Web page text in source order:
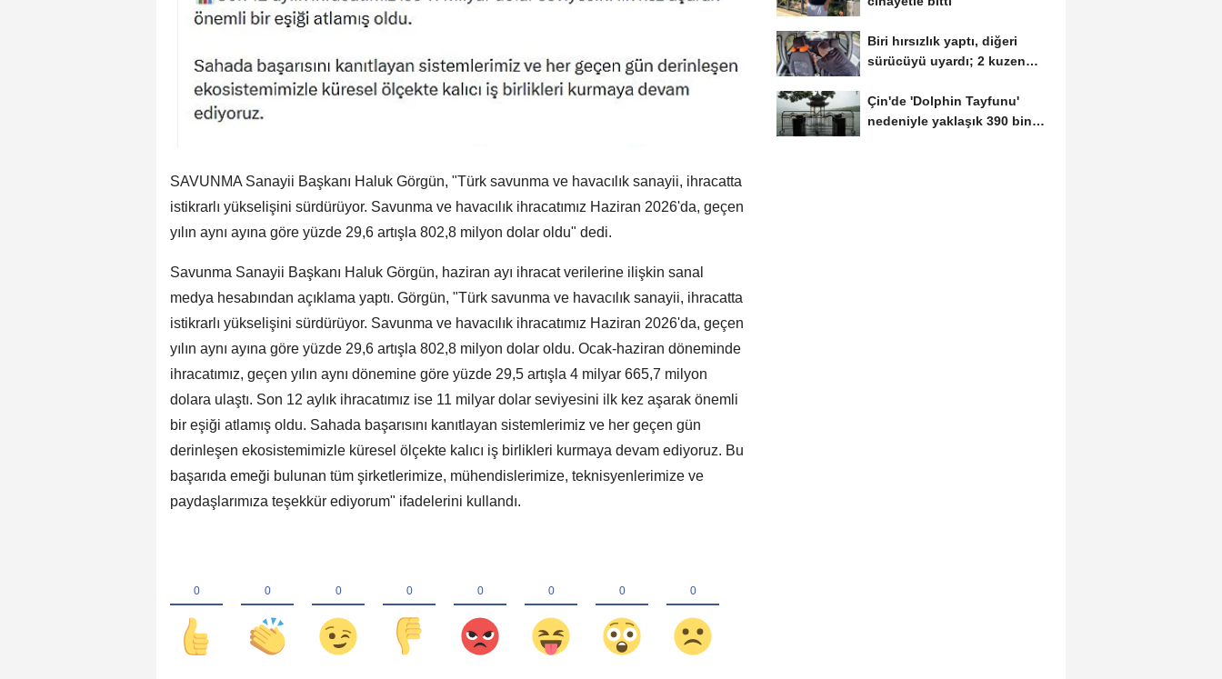
SAVUNMA Sanayii Başkanı Haluk Görgün, "Türk savunma ve havacılık sanayii, ihracatta
istikrarlı yükselişini sürdürüyor. Savunma ve havacılık ihracatımız Haziran 2026'da, geçen
yılın aynı ayına göre yüzde 29,6 artışla 802,8 milyon dolar oldu" dedi.
Savunma Sanayii Başkanı Haluk Görgün, haziran ayı ihracat verilerine ilişkin sanal
medya hesabından açıklama yaptı. Görgün, "Türk savunma ve havacılık sanayii, ihracatta
istikrarlı yükselişini sürdürüyor. Savunma ve havacılık ihracatımız Haziran 2026'da, geçen
yılın aynı ayına göre yüzde 29,6 artışla 802,8 milyon dolar oldu. Ocak-haziran döneminde
ihracatımız, geçen yılın aynı dönemine göre yüzde 29,5 artışla 4 milyar 665,7 milyon
dolara ulaştı. Son 12 aylık ihracatımız ise 11 milyar dolar seviyesini ilk kez aşarak önemli
bir eşiği atlamış oldu. Sahada başarısını kanıtlayan sistemlerimiz ve her geçen gün
derinleşen ekosistemimizle küresel ölçekte kalıcı iş birlikleri kurmaya devam ediyoruz. Bu
başarıda emeği bulunan tüm şirketlerimize, mühendislerimize, teknisyenlerimize ve
paydaşlarımıza teşekkür ediyorum" ifadelerini kullandı.
Biri hırsızlık yaptı, diğeri
sürücüyü uyardı; 2 kuzen
Çin'de 'Dolphin Tayfunu'
nedeniyle yaklaşık 390 bin